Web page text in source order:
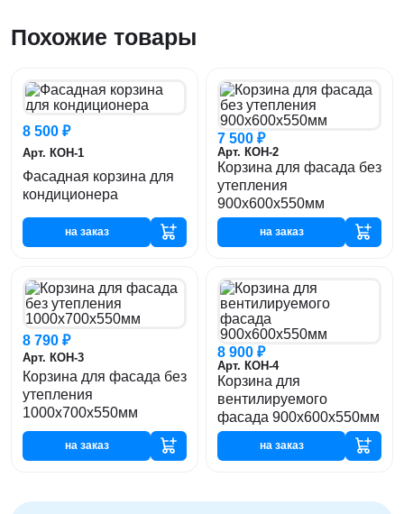
Похожие товары
8 500 ₽
Арт. КОН-1
Фасадная корзина для
кондиционера
на заказ
7 500 ₽
Арт. КОН-2
Корзина для фасада без
утепления
900х600х550мм
на заказ
8 790 ₽
Арт. КОН-3
Корзина для фасада без
утепления
1000х700х550мм
на заказ
8 900 ₽
Арт. КОН-4
Корзина для
вентилируемого
фасада 900х600х550мм
на заказ